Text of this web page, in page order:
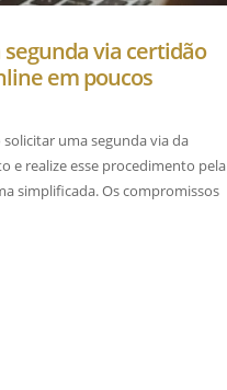
segunda via certidão
em poucos
uma segunda via da
e realize esse procedimento pela
simplificada. Os compromissos